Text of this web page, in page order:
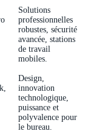
Solutions
professionnelles
robustes, sécurité
avancée, stations
de travail
mobiles.
Design,
innovation
technologique,
puissance et
polyvalence pour
le bureau.